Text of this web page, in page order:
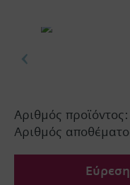
Αριθμός προϊόντος:
Αριθμός